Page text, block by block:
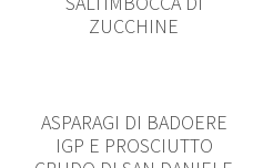
ZUCCHINE
ASPARAGI DI BADOERE
IGP E PROSCIUTTO